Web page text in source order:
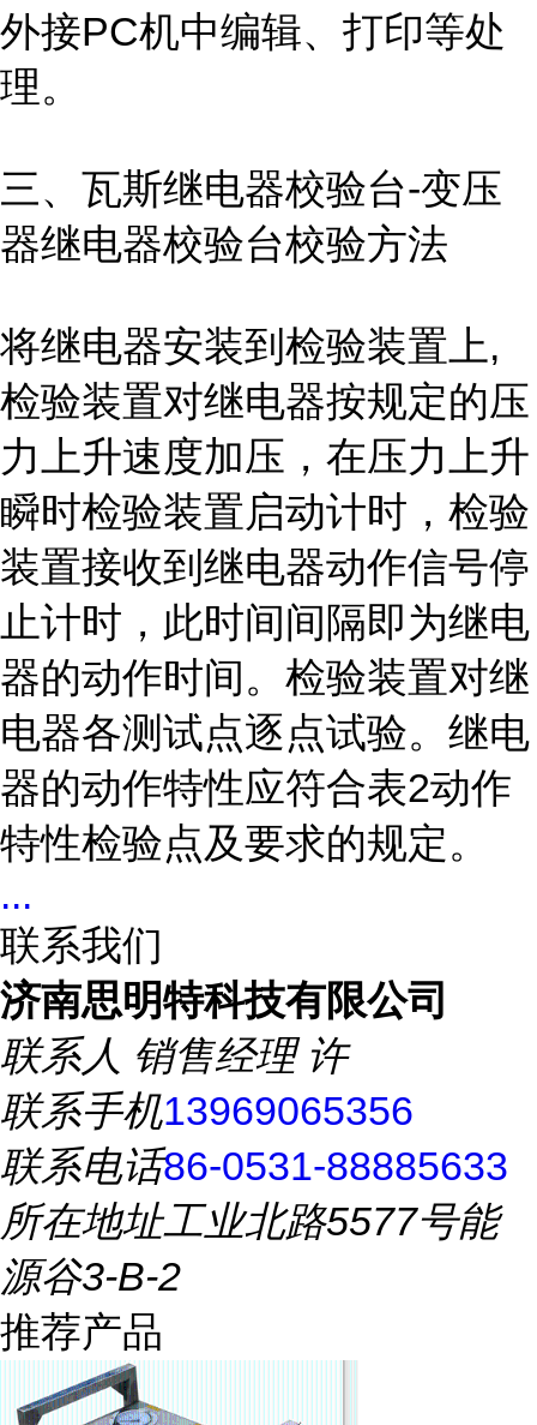
外接PC机中编辑、打印等处
理。
三、瓦斯继电器校验台-变压
器继电器校验台校验方法
将继电器安装到检验装置上,
检验装置对继电器按规定的压
力上升速度加压，在压力上升
瞬时检验装置启动计时，检验
装置接收到继电器动作信号停
止计时，此时间间隔即为继电
器的动作时间。检验装置对继
电器各测试点逐点试验。继电
器的动作特性应符合表2动作
特性检验点及要求的规定。
...
联系我们
济南思明特科技有限公司
联系人 销售经理 许
联系手机13969065356
联系电话86-0531-88885633
所在地址工业北路5577号能
源谷3-B-2
推荐产品